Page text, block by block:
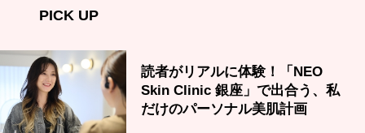
PICK UP
読者がリアルに体験！「NEO
Skin Clinic 銀座」で出合う、私
だけのパーソナル美肌計画